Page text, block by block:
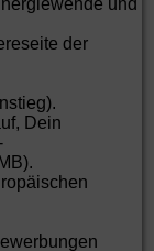
und -
sowie
und
der
Dein